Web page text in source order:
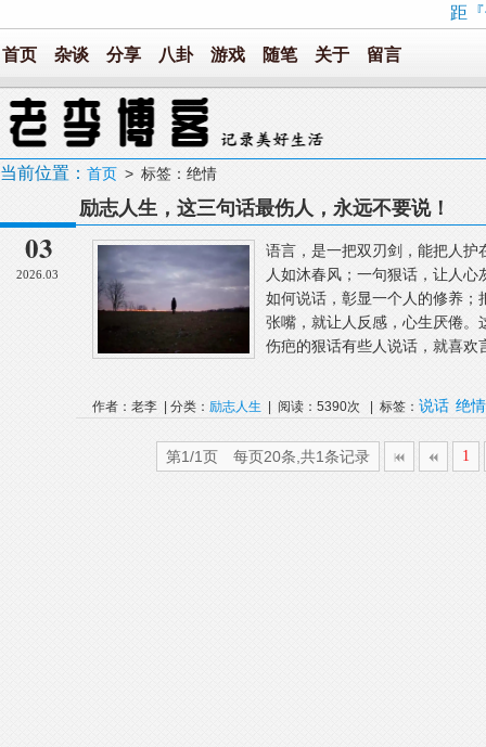
距
首页 杂谈 分享 八卦 游戏 随笔 关于 留言
当前位置： 首页 > 标签：绝情
03
2026.03
励志人生，这三句话最伤人，永远不要说！
语言，是一把双刃剑，能把人
人如沐春风；一句狠话，让人
如何说话，彰显一个人的修养
张嘴，就让人反感，心生厌倦
伤疤的狠话有些人说话，就喜
作者：老李 | 分类： 励志人生 | 阅读：5390次 | 标签： 说话 绝情
第1/1页 每页20条,共1条记录 1